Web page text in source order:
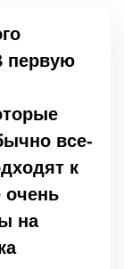
первую
все-
к
очень
на